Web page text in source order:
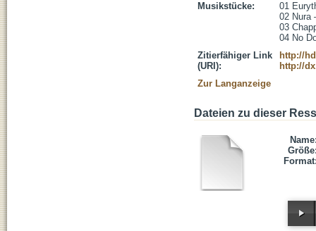
Musikstücke:
01
02 Nura
03
04 No
Zitierfähiger Link
(URI):
http://
http://
Zur Langanzeige
Dateien zu dieser